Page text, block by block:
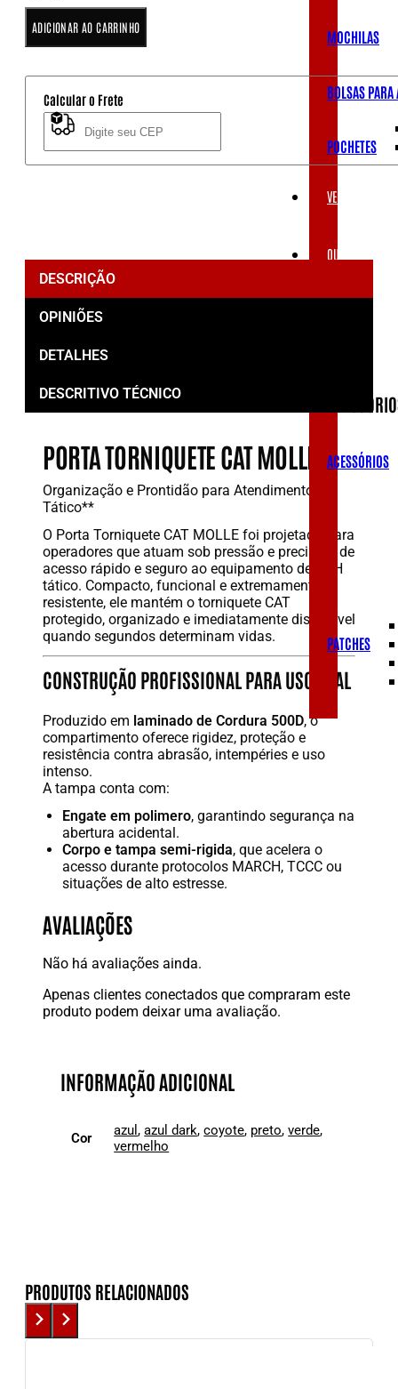
MOCHILAS
BOLSAS
POCHETES
VESTUÁRIOS
OUTLET
ACESSÓRIOS
PATCHES
CAT
Molle
ADICIONAR AO CARRINHO
Calcular o Frete
Não sei meu CEP
DESCRIÇÃO
OPINIÕES
DETALHES
DESCRITIVO TÉCNICO
PORTA TORNIQUETE CAT MOLLE
Organização e Prontidão para Atendimento
Tático**
O Porta Torniquete CAT MOLLE foi projetado para
operadores que atuam sob pressão e precisam de
acesso rápido e seguro ao equipamento de APH
tático. Compacto, funcional e extremamente
resistente, ele mantém o torniquete CAT
protegido, organizado e imediatamente disponível
quando segundos determinam vidas.
CONSTRUÇÃO PROFISSIONAL PARA USO REAL
Produzido em laminado de Cordura 500D, o
compartimento oferece rigidez, proteção e
resistência contra abrasão, intempéries e uso
intenso.
A tampa conta com:
Engate em polimero, garantindo segurança na
abertura acidental.
Corpo e tampa semi-rigida, que acelera o
acesso durante protocolos MARCH, TCCC ou
situações de alto estresse.
AVALIAÇÕES
Não há avaliações ainda.
Apenas clientes conectados que compraram este
produto podem deixar uma avaliação.
INFORMAÇÃO ADICIONAL
Cor azul,azul dark,coyote, preto,verde,
vermelho
PRODUTOS RELACIONADOS